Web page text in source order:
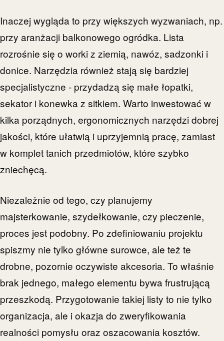
Inaczej wygląda to przy większych wyzwaniach, np.
przy aranżacji balkonowego ogródka. Lista
rozrośnie się o worki z ziemią, nawóz, sadzonki i
donice. Narzędzia również stają się bardziej
specjalistyczne - przydadzą się małe łopatki,
sekator i konewka z sitkiem. Warto inwestować w
kilka porządnych, ergonomicznych narzędzi dobrej
jakości, które ułatwią i uprzyjemnią pracę, zamiast
w komplet tanich przedmiotów, które szybko
zniechęcą.
Niezależnie od tego, czy planujemy
majsterkowanie, szydełkowanie, czy pieczenie,
proces jest podobny. Po zdefiniowaniu projektu
spiszmy nie tylko główne surowce, ale też te
drobne, pozornie oczywiste akcesoria. To właśnie
brak jednego, małego elementu bywa frustrującą
przeszkodą. Przygotowanie takiej listy to nie tylko
organizacja, ale i okazja do zweryfikowania
realności pomysłu oraz oszacowania kosztów.